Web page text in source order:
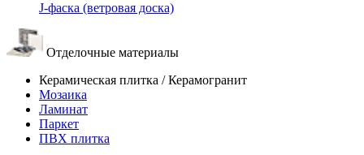
J-фаска (ветровая доска)
Отделочные материалы
Керамическая плитка / Керамогранит
Мозаика
Ламинат
Паркет
ПВХ плитка